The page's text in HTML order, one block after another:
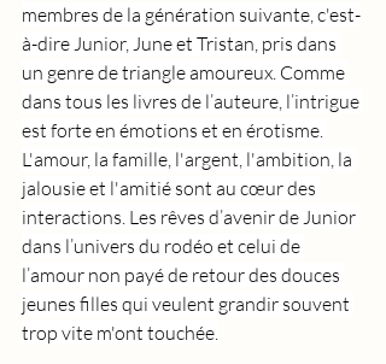
membres de la génération suivante, c'est-
à-dire Junior, June et Tristan, pris dans
un genre de triangle amoureux. Comme
dans tous les livres de l’auteure, l’intrigue
est forte en émotions et en érotisme.
L'amour, la famille, l'argent, l'ambition, la
jalousie et l'amitié sont au cœur des
interactions. Les rêves d’avenir de Junior
dans l’univers du rodéo et celui de
l’amour non payé de retour des douces
jeunes filles qui veulent grandir souvent
trop vite m'ont touchée.